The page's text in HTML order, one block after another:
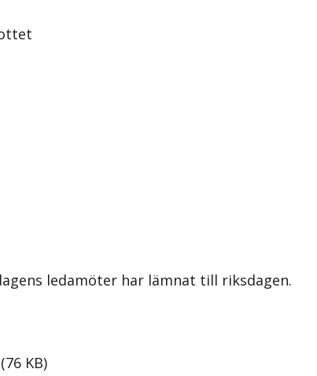
ledamöter har lämnat till riksdagen.
(76 KB)